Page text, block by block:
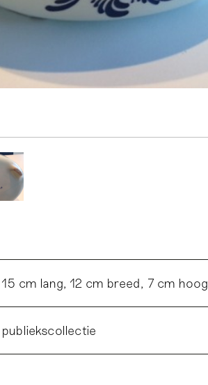
15 cm lang, 12 cm breed, 7 cm hoog
publiekscollectie